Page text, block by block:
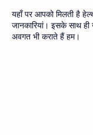
यहाँ पर आपको मिलती है
जानकारियां। इसके साथ
अवगत भी कराते हैं हम।